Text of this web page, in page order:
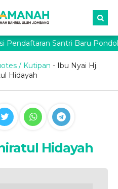
Pendaftaran Santri Baru
/ Kutipan - Ibu Nyai Hj.
Hidayah
Hidayah